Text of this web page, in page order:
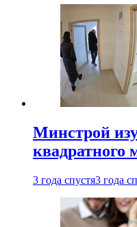
Минстрой
квадратного
3 года спустя3 года